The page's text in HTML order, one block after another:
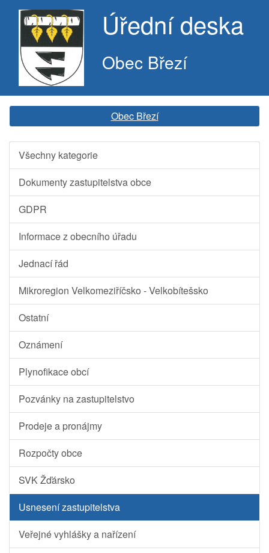
Úřední deska
Obec Březí
Obec Březí
Všechny kategorie
Dokumenty zastupitelstva obce
GDPR
Informace z obecního úřadu
Jednací řád
Mikroregion Velkomeziříčsko - Velkobítešsko
Ostatní
Oznámení
Plynofikace obcí
Pozvánky na zastupitelstvo
Prodeje a pronájmy
Rozpočty obce
SVK Žďársko
Usnesení zastupitelstva
Veřejné vyhlášky a nařízení